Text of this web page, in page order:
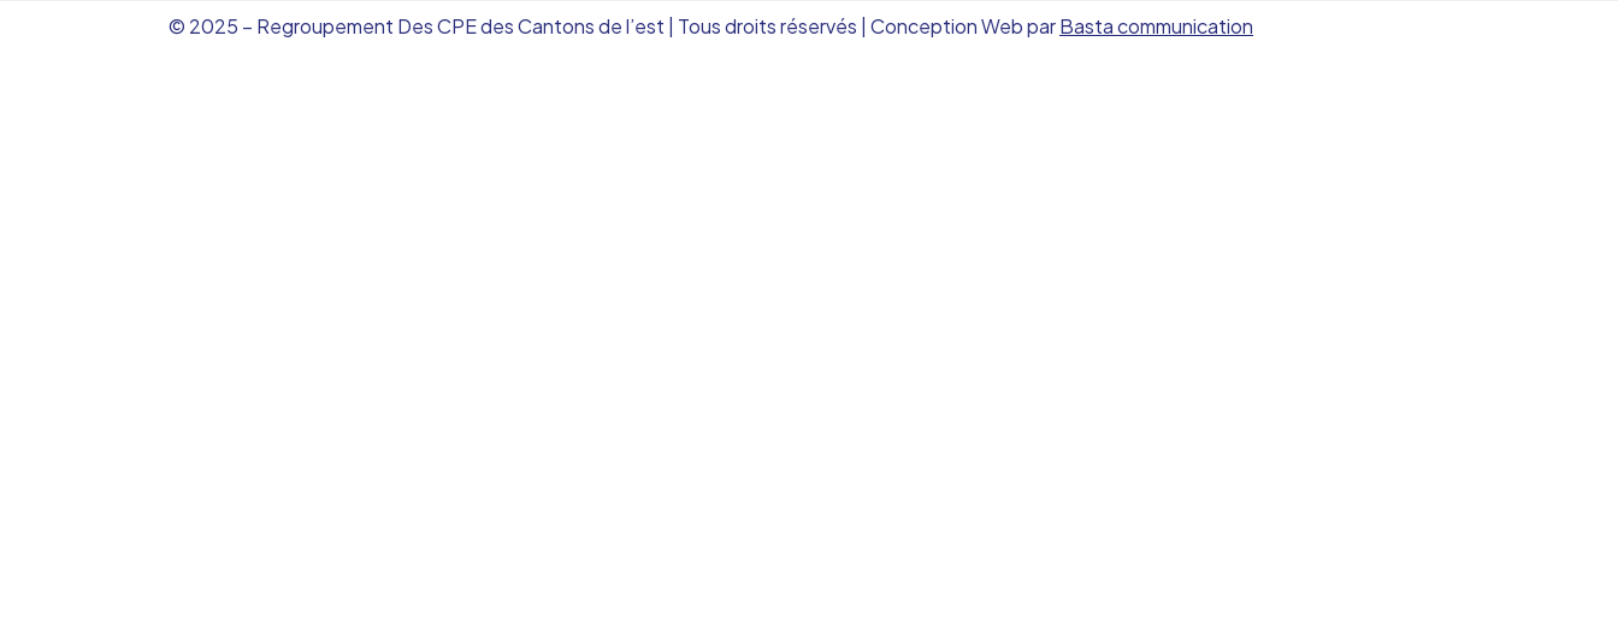
© 2025 – Regroupement Des CPE des Cantons de l’est | Tous droits réservés | Conception Web parBasta communication